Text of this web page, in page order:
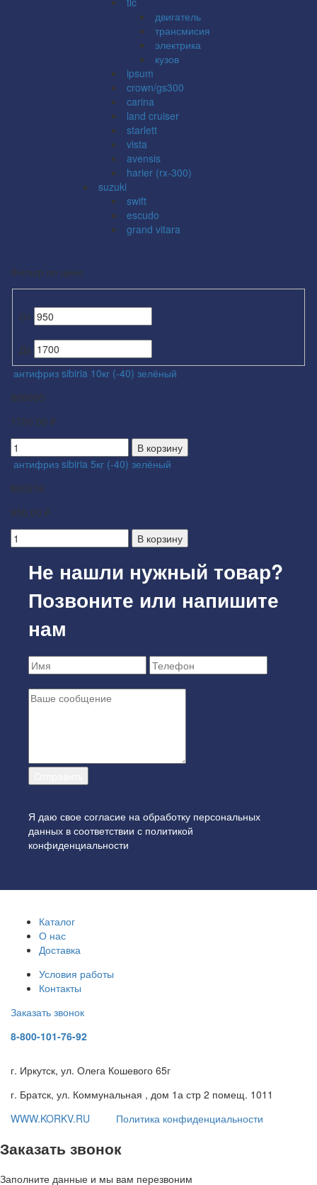
двигатель
трансмисия
электрика
кузов
ipsum
crown/gs300
carina
land cruiser
starlett
vista
avensis
harier (rx-300)
suzuki
swift
escudo
grand vitara
Фильтр по цене
От
До
антифриз sibiria 10кг (-40) зелёный
800090
1700.00 ₽
В корзину
антифриз sibiria 5кг (-40) зелёный
800216
950.00 ₽
В корзину
Не нашли нужный товар?
Позвоните или напишите
нам
Я даю свое согласие на обработку персональных
данных в соответствии с политикой
конфиденциальности
Каталог
О нас
Доставка
Условия работы
Контакты
Заказать звонок
8-800-101-76-92
г. Иркутск, ул. Олега Кошевого 65г
г. Братск, ул. Коммунальная , дом 1а стр 2 помещ. 1011
WWW.KORKV.RU
Политика конфиденциальности
Заказать звонок
Заполните данные и мы вам перезвоним